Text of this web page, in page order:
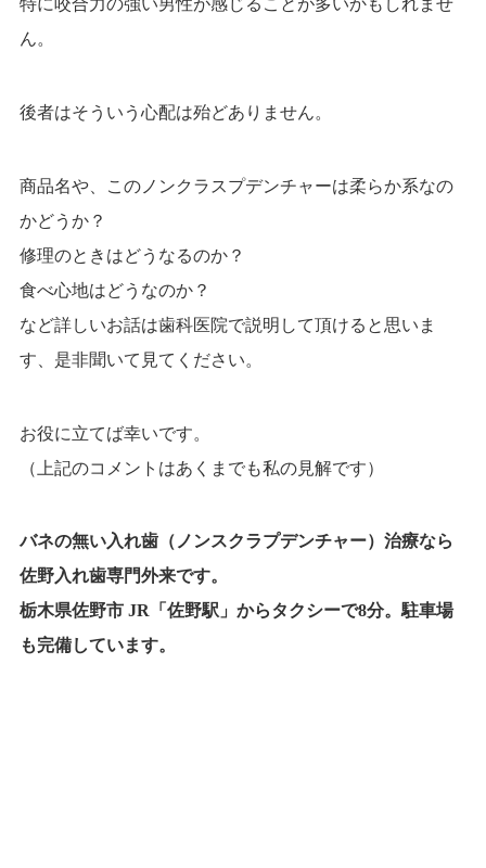
特に咬合力の強い男性が感じることが多いかもしれませ
ん。
後者はそういう心配は殆どありません。
商品名や、このノンクラスプデンチャーは柔らか系なの
かどうか？
修理のときはどうなるのか？
食べ心地はどうなのか？
など詳しいお話は歯科医院で説明して頂けると思いま
す、是非聞いて見てください。
お役に立てば幸いです。
（上記のコメントはあくまでも私の見解です）
バネの無い入れ歯（ノンスクラプデンチャー）治療なら
佐野入れ歯専門外来です。
栃木県佐野市 JR「佐野駅」からタクシーで8分。駐車場
も完備しています。